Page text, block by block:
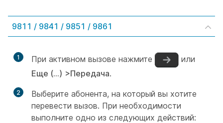
9811 / 9841 / 9851 / 9861
1 При активном вызове нажмите
или
Еще (...) >Передача.
2
Выберите абонента, на который вы хотите
перевести вызов. При необходимости
выполните одно из следующих действий: